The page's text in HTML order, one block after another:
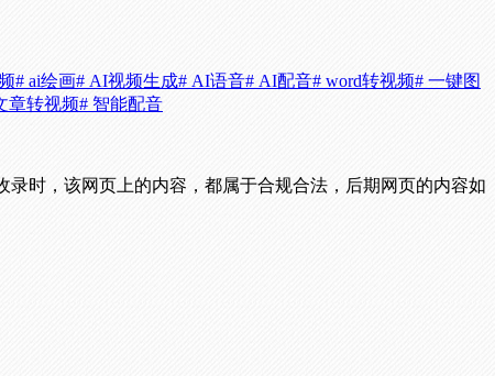
# ai绘画# AI视频生成# AI语音# AI配音# word转视频# 一键图
章转视频# 智能配音
时，该网页上的内容，都属于合规合法，后期网页的内容如